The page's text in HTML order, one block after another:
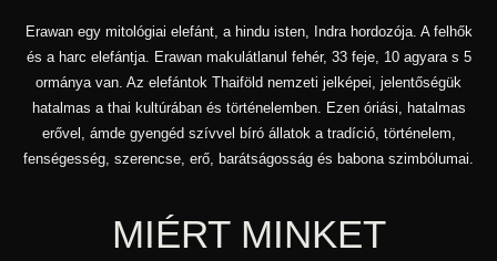
Erawan egy mitológiai elefánt, a hindu isten, Indra hordozója. A felhők
és a harc elefántja. Erawan makulátlanul fehér, 33 feje, 10 agyara s 5
ormánya van. Az elefántok Thaiföld nemzeti jelképei, jelentőségük
hatalmas a thai kultúrában és történelemben. Ezen óriási, hatalmas
erővel, ámde gyengéd szívvel bíró állatok a tradíció, történelem,
fenségesség, szerencse, erő, barátságosság és babona szimbólumai.
MIÉRT MINKET